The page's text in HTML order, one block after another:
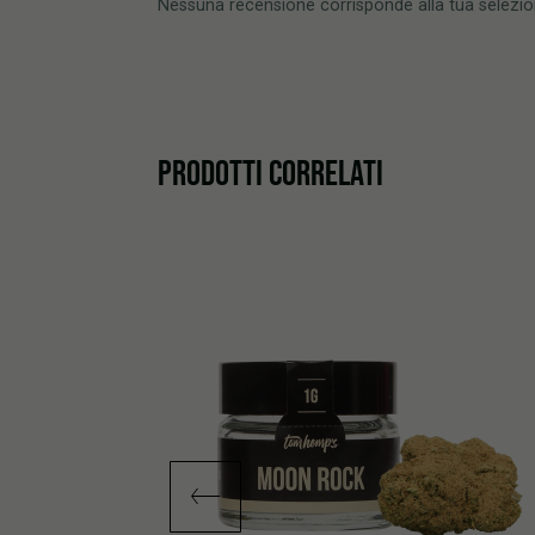
Nessuna recensione corrisponde alla tua
PRODOTTI CORRELATI